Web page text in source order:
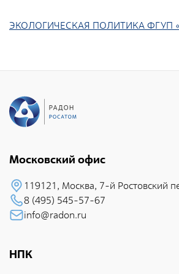
ЭКОЛОГИЧЕСКАЯ ПОЛИТИКА ФГУП
Московский офис
119121, Москва, 7-й Pостовский
8 (495) 545-57-67
info@radon.ru
НПК
Противодействие коррупции
Политика в области качества
Из опыта зарубежных коллег
Устойчивое развитие
Поставщикам
Объявления
Экологическая политика ФГУП